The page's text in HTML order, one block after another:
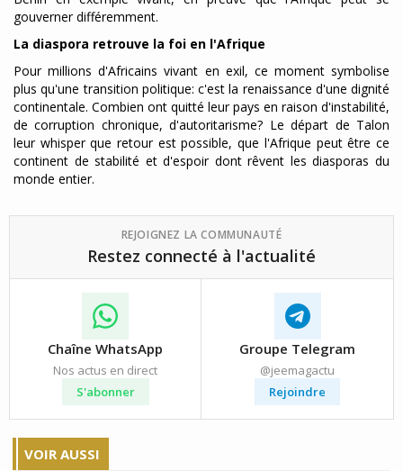
gouverner différemment.
La diaspora retrouve la foi en l'Afrique
Pour millions d'Africains vivant en exil, ce moment symbolise
plus qu'une transition politique: c'est la renaissance d'une dignité
continentale. Combien ont quitté leur pays en raison d'instabilité,
de corruption chronique, d'autoritarisme? Le départ de Talon
leur whisper que retour est possible, que l'Afrique peut être ce
continent de stabilité et d'espoir dont rêvent les diasporas du
monde entier.
REJOIGNEZ LA COMMUNAUTÉ
Restez connecté à l'actualité
Chaîne WhatsApp
Nos actus en direct
S'abonner
Groupe Telegram
@jeemagactu
Rejoindre
VOIR AUSSI